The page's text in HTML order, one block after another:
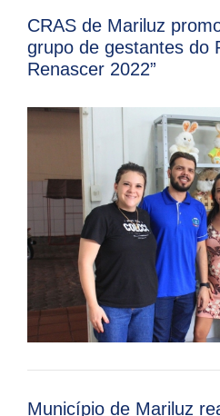
CRAS de Mariluz
grupo de gestantes do
Renascer 2022”
Município de Mariluz